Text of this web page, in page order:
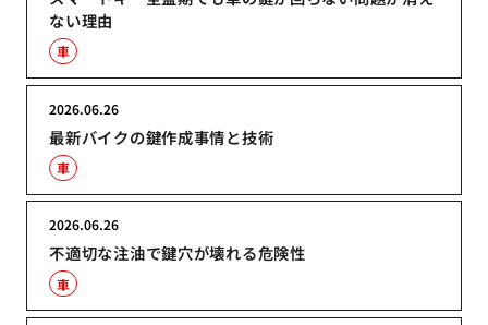
ない理由
車
最新バイクの鍵作成事情と技術
2026.06.26
車
不適切な注油で鍵穴が壊れる危険性
2026.06.26
車